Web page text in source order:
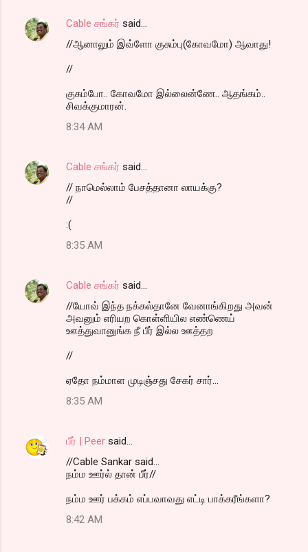
Cable சங்கர் said…
//ஆனாலும் இவ்ளோ குசும்பு(கோவமோ) ஆவாது!
//
குசும்போ.. கோவமோ இல்லைன்ணே.. ஆதங்கம்..
சிவக்குமாரன்.
8:34 AM
Cable சங்கர் said…
// நாமெல்லாம் பேசத்தானா லாயக்கு?
//
:(
8:35 AM
Cable சங்கர் said…
//யோவ் இந்த நக்கல்தானே வேனாங்கிறது அவன்
அவனும் எரியற கொள்ளியில எண்ணெய்
ஊத்துவானுங்க நீ பீர் இல்ல ஊத்தற
//
ஏதோ நம்மாள முடிஞ்சது சேகர் சார்...
8:35 AM
பீர் | Peer said…
//Cable Sankar said...
நம்ம ஊர்ல் தான் பீர்//
நம்ம ஊர் பக்கம் எப்பவாவது எட்டி பாக்கரீங்களா?
8:42 AM